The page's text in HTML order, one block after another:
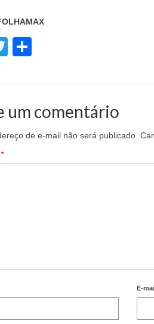
Twitter
um comentário
de e-mail não será publicado.
*
E-